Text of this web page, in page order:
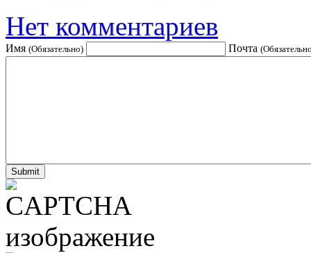
Нет комментариев
Имя (Обязательно) Почта